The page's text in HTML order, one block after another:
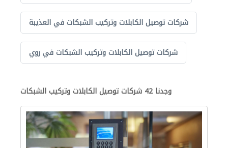
شركات توصيل الكابلات وتركيب الشبكات في العذيبة
شركات توصيل الكابلات وتركيب الشبكات في روي
وجدنا 42 شركات توصيل الكابلات وتركيب الشبكات